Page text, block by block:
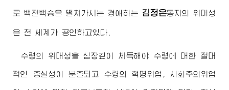
로 백전백승을 떨쳐가시는 경애하는 김정은동지 의 위대성
은 전 세계가 공인하고있다.
수령 의 위대성을 심장깊이 체득해야 수령 에 대한 절대
적인 충실성이 분출되고 수령 의 혁명위업, 사회주의위업